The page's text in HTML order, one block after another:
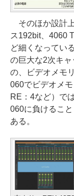
そのほか設計
ス192bit、4060
ど細くなってい
の巨大な2次キ
の、ビデオメモ
060でビデオメ
RE：4など）で
060に負けるこ
ある。